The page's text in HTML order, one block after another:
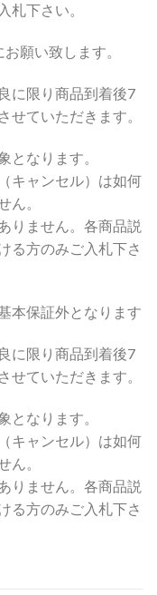
札下さい。
願い致します。
に限り商品到着後7
せていただきます。
となります。
キャンセル）は如何
ん。
りません。各商品説
る方のみご入札下さ
本保証外となります
に限り商品到着後7
せていただきます。
となります。
キャンセル）は如何
ん。
りません。各商品説
る方のみご入札下さ